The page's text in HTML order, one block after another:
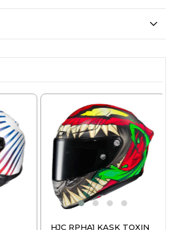
HJC RPHA1 KASK TOXIN